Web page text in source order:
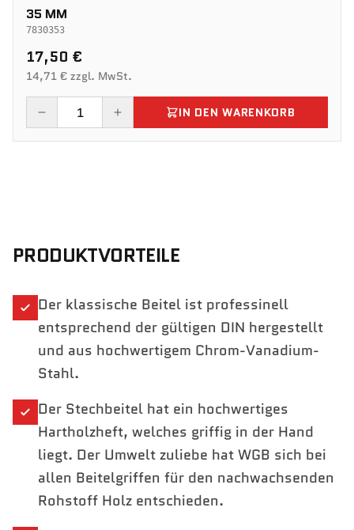
35 MM
7830353
17,50 €
14,71 € zzgl. MwSt.
IN DEN WARENKORB
PRODUKTVORTEILE
Der klassische Beitel ist professinell
entsprechend der gültigen DIN hergestellt
und aus hochwertigem Chrom-Vanadium-
Stahl.
Der Stechbeitel hat ein hochwertiges
Hartholzheft, welches griffig in der Hand
liegt. Der Umwelt zuliebe hat WGB sich bei
allen Beitelgriffen für den nachwachsenden
Rohstoff Holz entschieden.